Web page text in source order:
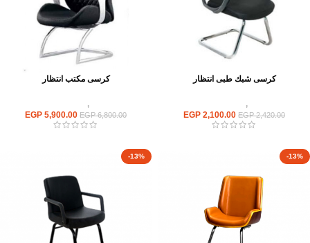
كرسى شبك طبى انتظار
,
EGP2,420.00
EGP 2,100.00
كرسى مكتب انتظار
,
EGP6,800.00
EGP 5,900.00
-13%
-13%